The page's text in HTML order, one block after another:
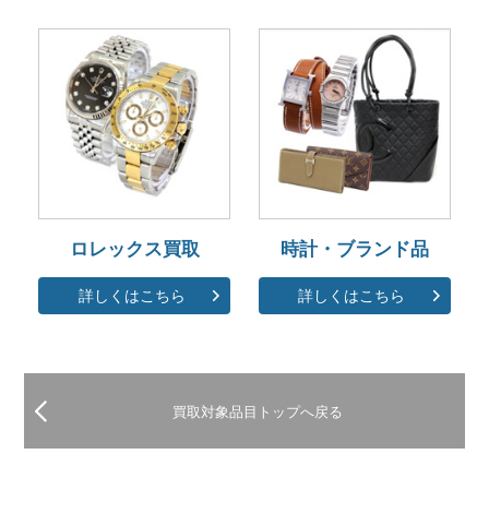
ロレックス買取
詳しくはこちら
時計・ブランド品
詳しくはこちら
買取対象品目トップへ戻る